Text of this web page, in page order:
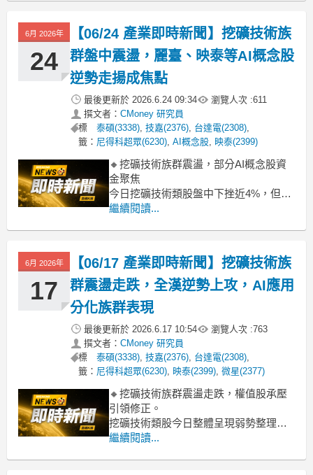
往邊緣運算及影像處理領域擴散，帶動
市場對相關介面卡及影音擷取解決方案
的需求預期，
6月 2026年
24
【06/24 產業即時新聞】挖礦技術族
群盤中震盪，麗臺、映泰等AI概念股
逆勢走揚成焦點
最後更新於 2026.6.24 09:34 瀏覽人次 :611
撰文者： CMoney 研究員
標
籤：
泰碩(3338),技嘉(2376), 台達電(2308),
尼得科超眾(6230),AI概念股, 映泰(2399)
🔸挖礦技術族群震盪，部分AI概念股資
金聚焦
今日挖礦技術類股盤中下挫近4%，但個
股表現卻呈兩樣情。麗臺、映泰、撼訊
雙鴻、泰碩，以及台達電、技嘉等則呈
現下跌走勢，顯示市場資金對AI概念股
的篩選更趨嚴格，偏好特定題材。
繼續閱讀...
6月 2026年
17
【06/17 產業即時新聞】挖礦技術族
群震盪走跌，全漢逆勢上攻，AI應用
分化族群表現
最後更新於 2026.6.17 10:54 瀏覽人次 :763
撰文者： CMoney 研究員
標
籤：
泰碩(3338),技嘉(2376), 台達電(2308),
尼得科超眾(6230), 映泰(2399),微星(2377)
🔸挖礦技術族群震盪走跌，權值股承壓
引領修正。
挖礦技術類股今日整體呈現弱勢整理，
盤中跌幅達2.45%，主要權值股如台達電
繼續閱讀...